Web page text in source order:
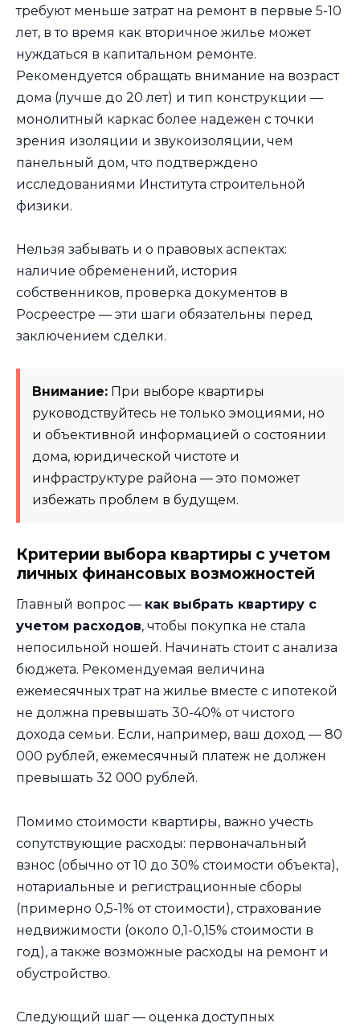
требуют меньше затрат на ремонт в первые 5-10
лет, в то время как вторичное жилье может
нуждаться в капитальном ремонте.
Рекомендуется обращать внимание на возраст
дома (лучше до 20 лет) и тип конструкции —
монолитный каркас более надежен с точки
зрения изоляции и звукоизоляции, чем
панельный дом, что подтверждено
исследованиями Института строительной
физики.
Нельзя забывать и о правовых аспектах:
наличие обременений, история
собственников, проверка документов в
Росреестре — эти шаги обязательны перед
заключением сделки.
Внимание: При выборе квартиры
руководствуйтесь не только эмоциями, но
и объективной информацией о состоянии
дома, юридической чистоте и
инфраструктуре района — это поможет
избежать проблем в будущем.
Критерии выбора квартиры с учетом
личных финансовых возможностей
Главный вопрос — как выбрать квартиру с
учетом расходов, чтобы покупка не стала
непосильной ношей. Начинать стоит с анализа
бюджета. Рекомендуемая величина
ежемесячных трат на жилье вместе с ипотекой
не должна превышать 30-40% от чистого
дохода семьи. Если, например, ваш доход — 80
000 рублей, ежемесячный платеж не должен
превышать 32 000 рублей.
Помимо стоимости квартиры, важно учесть
сопутствующие расходы: первоначальный
взнос (обычно от 10 до 30% стоимости объекта),
нотариальные и регистрационные сборы
(примерно 0,5-1% от стоимости), страхование
недвижимости (около 0,1-0,15% стоимости в
год), а также возможные расходы на ремонт и
обустройство.
Следующий шаг — оценка доступных